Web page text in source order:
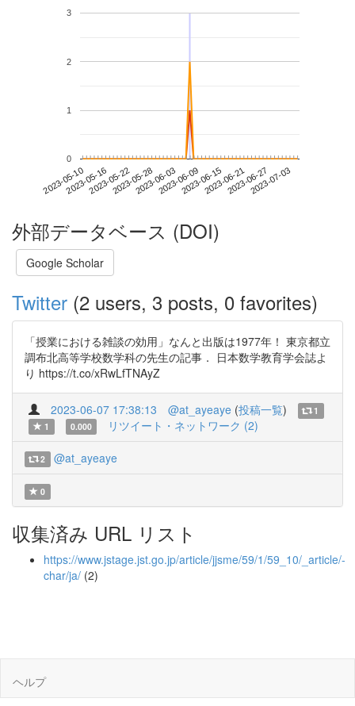
2023-05-102023-05-162023-05-222023-05-282023-06-032023-06-092023-06-152023-06-212023-06-272023-07-03
0
1
2
3
外部データベース (DOI)
Google Scholar
Twitter (2 users, 3 posts, 0 favorites)
「授業における雑談の効用」なんと出版は1977年！ 東京都立
調布北高等学校数学科の先生の記事． 日本数学教育学会誌よ
り https://t.co/xRwLfTNAyZ
2023-06-07 17:38:13 @at_ayeaye (投稿一覧)
1
1
0.000 リツイート・ネットワーク (2)
2 @at_ayeaye
0
収集済み URL リスト
https://www.jstage.jst.go.jp/article/jjsme/59/1/59_10/_article/-
char/ja/ (2)
ヘルプ